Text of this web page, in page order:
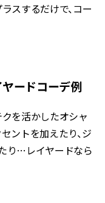
スするだけで、コー
ードコーデ例
を活かしたオシャ
ントを加えたり、ジ
り…レイヤードなら